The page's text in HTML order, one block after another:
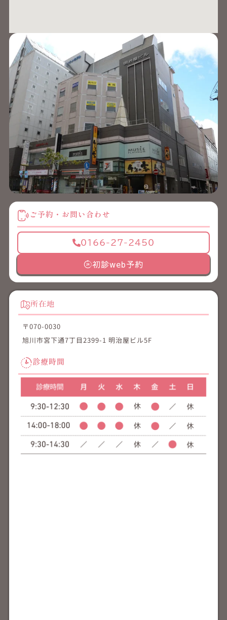
ご予約・お問い合わせ
0166-27-2450
初診web予約
所在地
〒070-0030
旭川市宮下通7丁目2399-1 明治屋ビル5F
診療時間